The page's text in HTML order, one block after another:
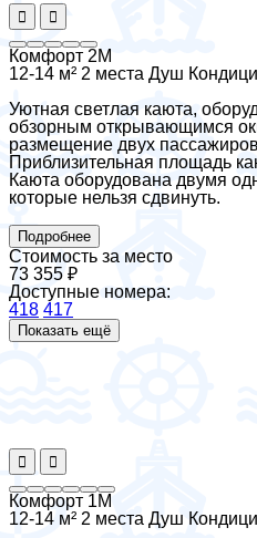
Комфорт 2М
12-14 м² 2 места Душ
Уютная светлая каюта,
обзорным открывающимся
размещение двух
Приблизительная площадь
Каюта оборудована двумя
которые нельзя сдвинуть.
Подробнее
Стоимость за место
73 355 ₽
Доступные номера:
418 417
Показать ещё
Комфорт 1М
12-14 м² 2 места Душ